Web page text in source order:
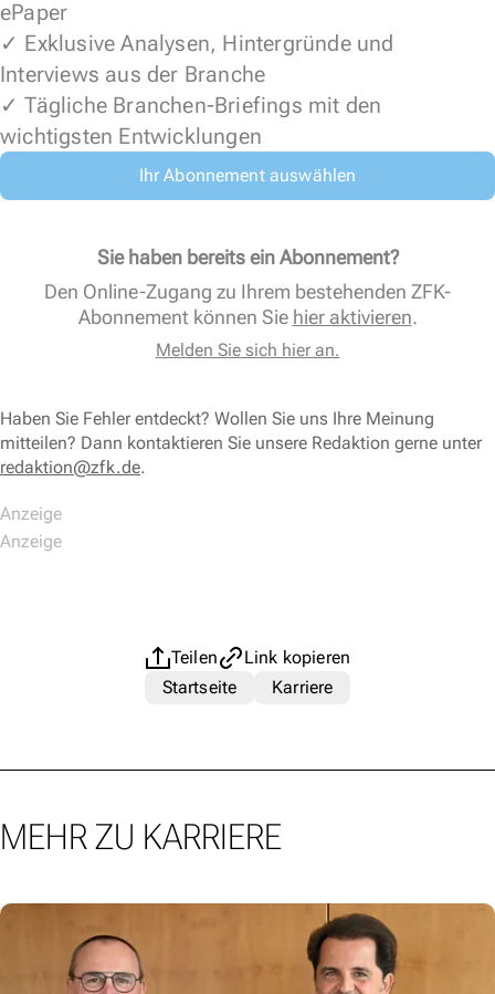
ePaper
✓ Exklusive Analysen, Hintergründe und
Interviews aus der Branche
✓ Tägliche Branchen-Briefings mit den
wichtigsten Entwicklungen
Ihr Abonnement auswählen
Sie haben bereits ein Abonnement?
Den Online-Zugang zu Ihrem bestehenden ZFK-
Abonnement können Sie hier aktivieren.
Melden Sie sich hier an.
Haben Sie Fehler entdeckt? Wollen Sie uns Ihre Meinung
mitteilen? Dann kontaktieren Sie unsere Redaktion gerne unter
redaktion@zfk.de.
Teilen
Link kopieren
Startseite
Karriere
MEHR ZU KARRIERE